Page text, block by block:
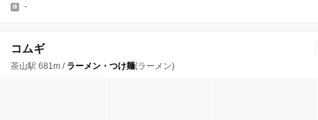
-
コムギ
茶山駅 681m / ラーメン・つけ麺(ラーメン)